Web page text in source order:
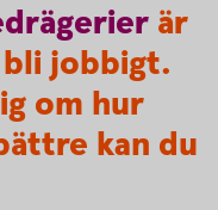
är
jobbigt.
om hur
kan du